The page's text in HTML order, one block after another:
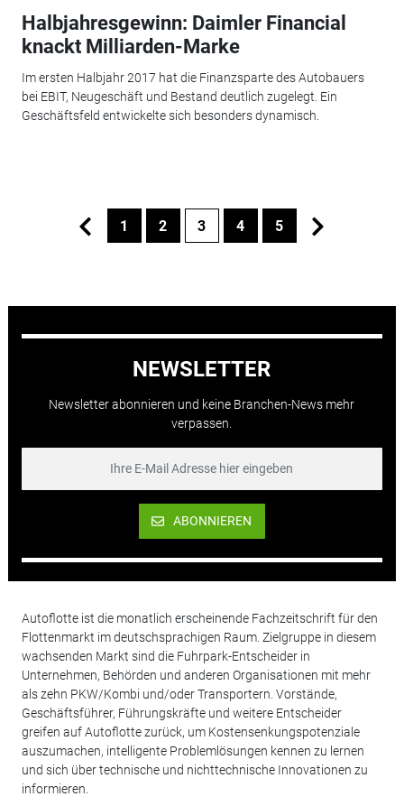
Halbjahresgewinn: Daimler Financial
knackt Milliarden-Marke
Im ersten Halbjahr 2017 hat die Finanzsparte des Autobauers
bei EBIT, Neugeschäft und Bestand deutlich zugelegt. Ein
Geschäftsfeld entwickelte sich besonders dynamisch.
1 2 3 4 5
NEWSLETTER
Newsletter abonnieren und keine Branchen-News mehr
verpassen.
ABONNIEREN
Autoflotte ist die monatlich erscheinende Fachzeitschrift für den
Flottenmarkt im deutschsprachigen Raum. Zielgruppe in diesem
wachsenden Markt sind die Fuhrpark-Entscheider in
Unternehmen, Behörden und anderen Organisationen mit mehr
als zehn PKW/Kombi und/oder Transportern. Vorstände,
Geschäftsführer, Führungskräfte und weitere Entscheider
greifen auf Autoflotte zurück, um Kostensenkungspotenziale
auszumachen, intelligente Problemlösungen kennen zu lernen
und sich über technische und nichttechnische Innovationen zu
informieren.